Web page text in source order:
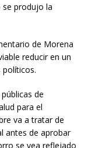
produjo la
de Morena
reducir en un
de
para el
va a tratar de
antes de aprobar
se vea reflejado